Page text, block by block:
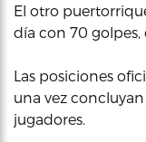
El otro
día con 70 golpes,
Las posiciones
una vez
jugadores.